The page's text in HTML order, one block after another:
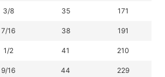
3/8 35 171
7/16 38 191
1/2 41 210
9/16 44 229